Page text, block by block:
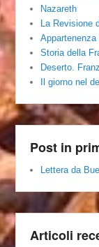
Nazareth
La Revisione
Storia della
Deserto.
Il giorno nel
Post in
Lettera da
Articoli